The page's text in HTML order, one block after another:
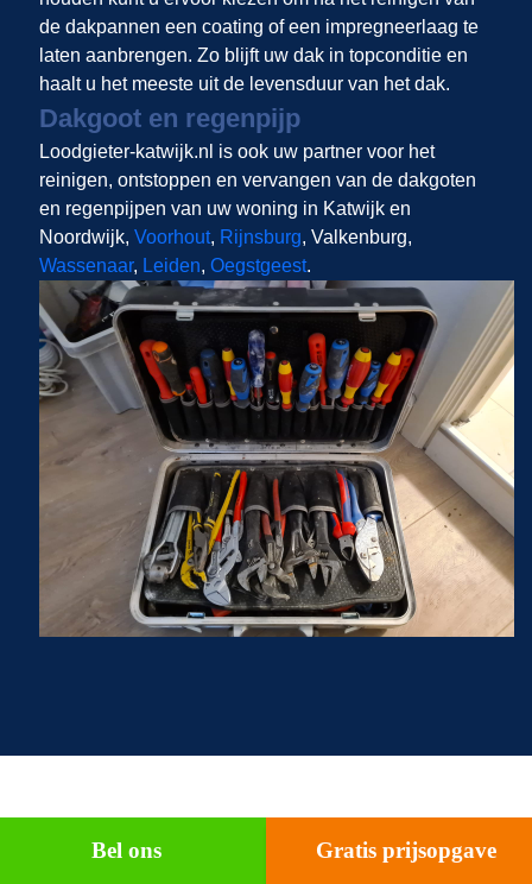
de dakpannen een coating of een impregneerlaag te
laten aanbrengen. Zo blijft uw dak in topconditie en
haalt u het meeste uit de levensduur van het dak.
Dakgoot en regenpijp
Loodgieter-katwijk.nl is ook uw partner voor het
reinigen, ontstoppen en vervangen van de dakgoten
en regenpijpen van uw woning in Katwijk en
Noordwijk, Voorhout, Rijnsburg, Valkenburg,
Wassenaar, Leiden, Oegstgeest.
Bel ons Gratis prijsopgave